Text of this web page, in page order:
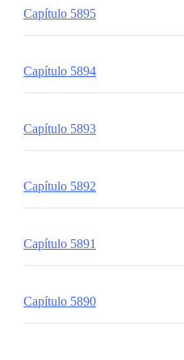
Capítulo 5895
Capítulo 5894
Capítulo 5893
Capítulo 5892
Capítulo 5891
Capítulo 5890